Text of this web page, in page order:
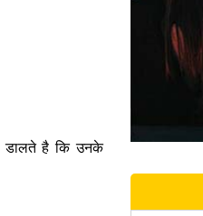
डालते है कि उनके